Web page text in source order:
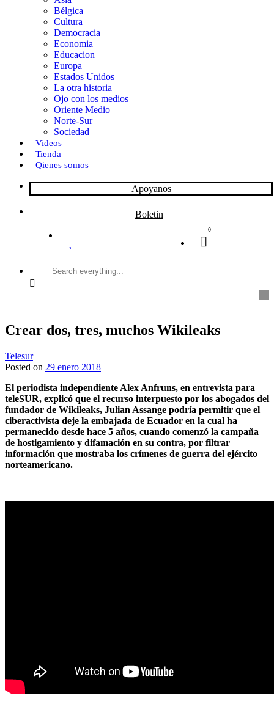
i
r
Bélgica
Cultura
Democracia
Economia
Educacion
Europa
Estados Unidos
La otra historia
Ojo con los medios
Oriente Medio
Norte-Sur
Sociedad
Videos
Tienda
Qienes somos
Apoyanos
Boletin
0
Search
everything...
Crear dos, tres, muchos Wikileaks
Telesur
Posted on 29 enero 2018
El periodista independiente Alex Anfruns, en entrevista para
teleSUR, explicó que el recurso interpuesto por los abogados del
fundador de Wikileaks, Julian Assange podría permitir que el
ciberactivista deje la embajada de Ecuador en la cual ha
permanecido desde hace 5 años, cuando comenzó la campaña
de hostigamiento y difamación en su contra, por filtrar
información que mostraba los crímenes de guerra del ejército
norteamericano.